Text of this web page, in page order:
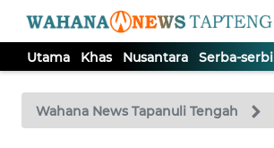
Utama Khas Nusantara Serba-serbi
Wahana News Tapanuli Tengah
TV
Tutup